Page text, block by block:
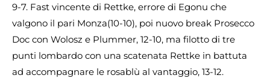
9-7. Fast vincente di Rettke, errore di Egonu che
valgono il pari Monza(10-10), poi nuovo break Prosecco
Doc con Wolosz e Plummer, 12-10, ma filotto di tre
punti lombardo con una scatenata Rettke in battuta
ad accompagnare le rosablù al vantaggio, 13-12.